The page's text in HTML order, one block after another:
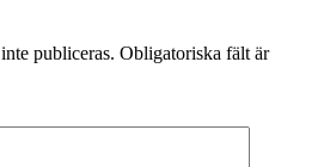
publiceras. Obligatoriska fält är